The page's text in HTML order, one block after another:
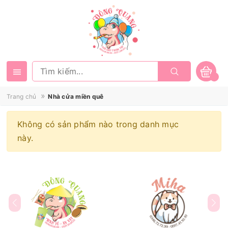
Trang chủ »Nhà cửa miền quê
Không có sản phẩm nào trong danh mục
này.